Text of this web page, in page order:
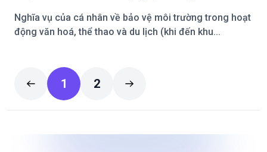
Nghĩa vụ của cá nhân về bảo vệ môi trường trong hoạt
động văn hoá, thể thao và du lịch (khi đến khu...
1 2